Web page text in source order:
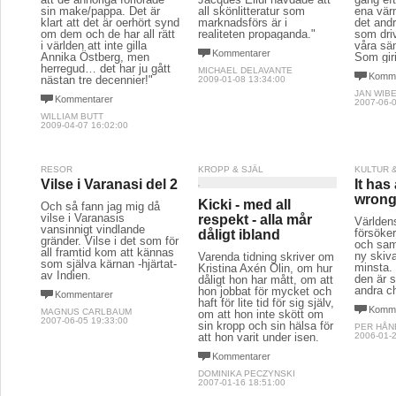
sin make/pappa. Det är
klart att det är oerhört synd
om dem och de har all rätt
i världen att inte gilla
Annika Östberg, men
herregud… det har ju gått
nästan tre decennier!"
Kommentarer
WILLIAM BUTT
2009-04-07 16:02:00
all skönlitteratur som
marknadsförs är i
realiteten propaganda."
Kommentarer
MICHAEL DELAVANTE
2009-01-08 13:34:00
ena
det
som
våra
Som
JAN
2007-06-
RESOR
Vilse i Varanasi del 2
Och så fann jag mig då
vilse i Varanasis
vansinnigt vindlande
gränder. Vilse i det som för
all framtid kom att kännas
som själva kärnan -hjärtat-
av Indien.
Kommentarer
MAGNUS CARLBAUM
2007-06-05 19:33:00
KROPP & SJÄL
Kicki - med all
respekt - alla mår
dåligt ibland
Varenda tidning skriver om
Kristina Axén Olin, om hur
dåligt hon har mått, om att
hon jobbat för mycket och
haft för lite tid för sig själv,
om att hon inte skött om
sin kropp och sin hälsa för
att hon varit under isen.
Kommentarer
DOMINIKA PECZYNSKI
2007-01-16 18:51:00
KULTUR
It
och
ny
minsta.
den är
andra
PER
2006-01-